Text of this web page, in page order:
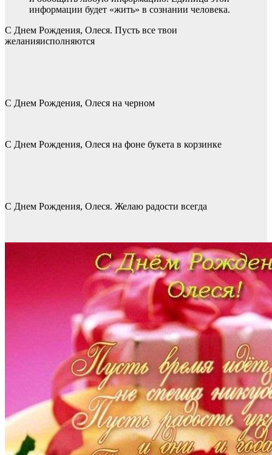
информации будет «жить» в сознании человека.
С Днем Рождения, Олеся. Пусть все твои
желанияисполняются
С Днем Рождения, Олеся на черном
С Днем Рождения, Олеся на фоне букета в корзинке
С Днем Рождения, Олеся. Желаю радости всегда